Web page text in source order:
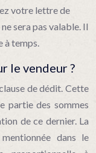
votre lettre de
sera pas valable. Il
à temps.
le vendeur ?
de dédit. Cette
partie des sommes
de ce dernier. La
dans le